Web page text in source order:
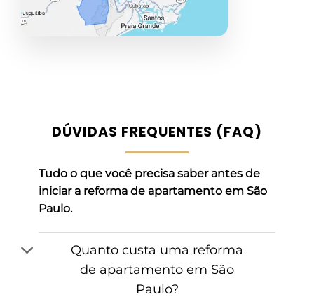
DÚVIDAS FREQUENTES (FAQ)
Tudo o que você precisa saber antes de
iniciar a reforma de apartamento em São
Paulo.
Quanto custa uma reforma
de apartamento em São
Paulo?